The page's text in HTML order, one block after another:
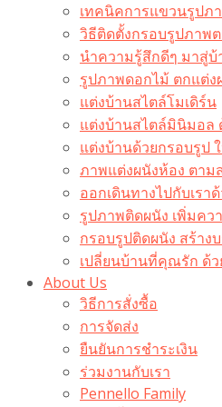
เทคนิคการแขวนรูปภ
วิธีติดตั้งกรอบรูปภาพ
นำความรู้สึกดีๆ มาสู่
รูปภาพดอกไม้ ตกแต่ง
แต่งบ้านสไตล์โมเดิร์น
แต่งบ้านสไตล์มินิมอล
แต่งบ้านด้วยกรอบรูป
ภาพแต่งผนังห้อง ตาม
ออกเดินทางไปกับเรา
รูปภาพติดผนัง เพิ่มค
กรอบรูปติดผนัง สร้าง
เปลี่ยนบ้านที่คุณรัก ด้
About Us
วิธีการสั่งซื้อ
การจัดส่ง
ยืนยันการชำระเงิน
ร่วมงานกับเรา
Pennello Family